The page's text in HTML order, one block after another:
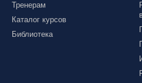
Тренерам
Каталог курсов
Библиотека